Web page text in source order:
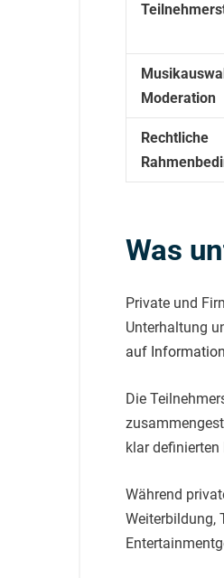
Moderation
Rechtliche
Was
Private und
Unterhaltung
auf
Die
klar
Während
Weiterbildung,